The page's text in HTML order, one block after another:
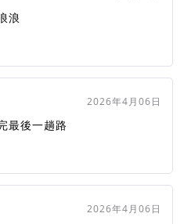
浪
2026年4月06日
最後一趟路
2026年4月06日